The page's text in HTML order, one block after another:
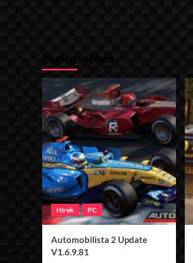
Hírek PC
Automobilista 2 Update
V1.6.9.81